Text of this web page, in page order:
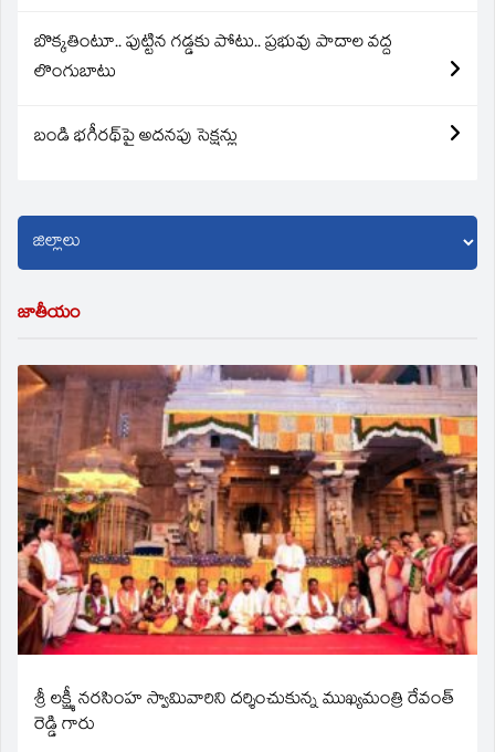
బొక్కతింటూ.. పుట్టిన గడ్డకు పోటు.. ప్రభువు పాదాల వద్ద
లొంగుబాటు
బండి భగీరథ్‌పై అదనపు సెక్షన్లు
జాతీయం
శ్రీ లక్ష్మీ నరసింహ స్వామివారిని దర్శించుకున్న ముఖ్యమంత్రి రేవంత్
రెడ్డి గారు